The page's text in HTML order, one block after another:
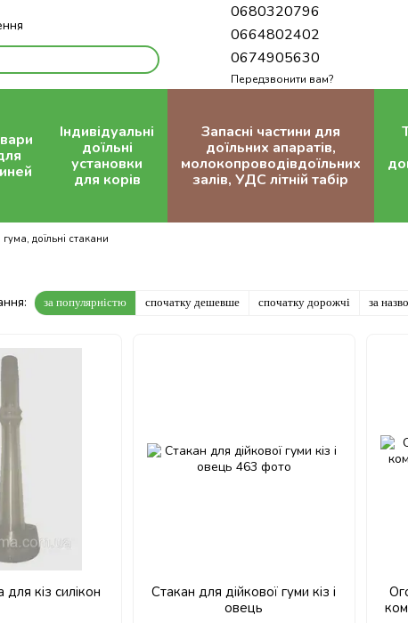
0680320796
0664802402
0674905630
Передзвонити вам?
Індивідуальні
доїльні
установки
для корів
Запасні частини для
доїльних апаратів,
молокопроводівдоїльних
залів, УДС літній табір
доїльні стакани
за популярністю спочатку дешевше спочатку дорожчі за
кіз силікон
Стакан для дійкової гуми кіз і
овець